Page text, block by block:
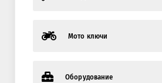
Мото ключи
Оборудование